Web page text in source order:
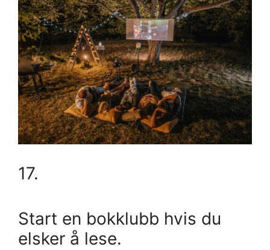
17.
Start en bokklubb hvis du
elsker å lese.